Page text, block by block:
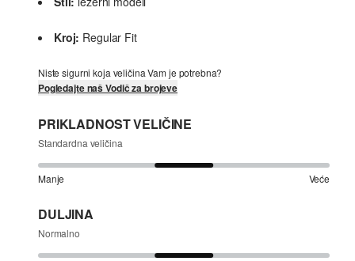
Kroj: Regular Fit
Niste sigurni koja veličina Vam je potrebna?
Pogledajte naš Vodič za brojeve
PRIKLADNOST VELIČINE
Standardna veličina
Manje Veće
DULJINA
Normalno